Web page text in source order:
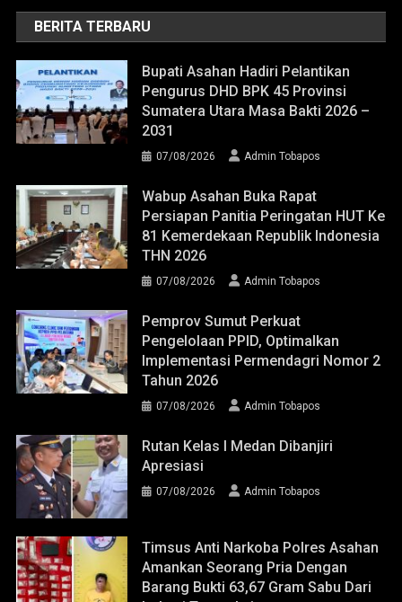
BERITA TERBARU
Bupati Asahan Hadiri Pelantikan
Pengurus DHD BPK 45 Provinsi
Sumatera Utara Masa Bakti 2026 –
2031
07/08/2026 Admin Tobapos
Wabup Asahan Buka Rapat
Persiapan Panitia Peringatan HUT Ke
81 Kemerdekaan Republik Indonesia
THN 2026
07/08/2026 Admin Tobapos
Pemprov Sumut Perkuat
Pengelolaan PPID, Optimalkan
Implementasi Permendagri Nomor 2
Tahun 2026
07/08/2026 Admin Tobapos
Rutan Kelas I Medan Dibanjiri
Apresiasi
07/08/2026 Admin Tobapos
Timsus Anti Narkoba Polres Asahan
Amankan Seorang Pria Dengan
Barang Bukti 63,67 Gram Sabu Dari